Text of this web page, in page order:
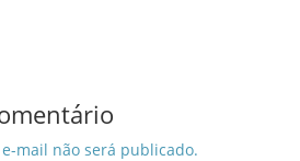
mail não será publicado.